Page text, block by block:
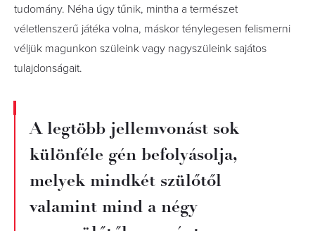
tudomány. Néha úgy tűnik, mintha a természet
véletlenszerű játéka volna, máskor ténylegesen felismerni
véljük magunkon szüleink vagy nagyszüleink sajátos
tulajdonságait.
A legtöbb jellemvonást sok
különféle gén befolyásolja,
melyek mindkét szülőtől
valamint mind a négy